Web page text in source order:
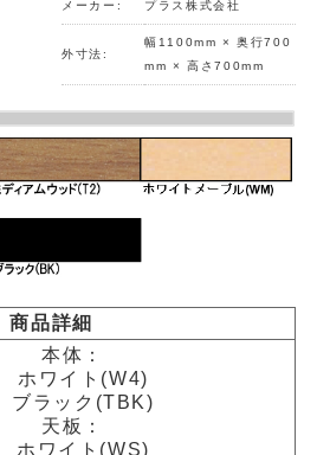
メーカー: プラス株式会社
外寸法:
幅1100mm × 奥行700
mm × 高さ700mm
商品詳細
本体：
ホワイト(W4)
ブラック(TBK)
天板：
ホワイト(WS)